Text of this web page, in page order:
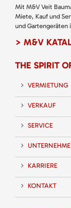
Mit M&V Veit
Miete, Kauf und
und Gartengeräten
> M&V
THE SPIRIT
VERMIETUNG
VERKAUF
SERVICE
KARRIERE
KONTAKT